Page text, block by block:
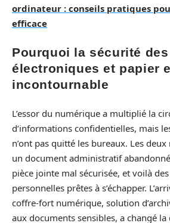
ordinateur : conseils pratiques
efficace
Pourquoi la sécurité
électroniques et papier
incontournable
L’essor du numérique a multiplié la
d’informations confidentielles, mais
n’ont pas quitté les bureaux. Les
un document administratif
pièce jointe mal sécurisée, et voilà
personnelles prêtes à s’échapper.
coffre-fort numérique, solution
aux documents sensibles, a changé